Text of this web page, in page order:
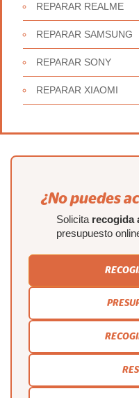
REPARAR REALME
REPARAR SAMSUNG
REPARAR SONY
REPARAR XIAOMI
¿No puedes
Solicita recogida
presupuesto